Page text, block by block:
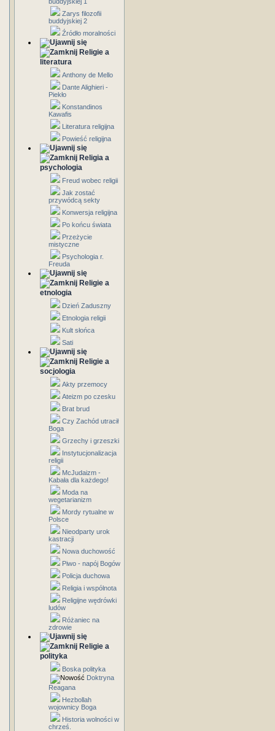
Zarys filozofii
buddyjskiej 2
Źródło moralności
Religie a
literatura
Anthony de Mello
Dante Alighieri -
Piekło
Konstandinos
Kawafis
Literatura religijna
Powieść religijna
Religia a
psychologia
Freud wobec religii
Jak zostać
przywódcą sekty
Konwersja religijna
Po końcu świata
Przeżycie
mistyczne
Psychologia r.
Freuda
Religie a
etnologia
Dzień Zaduszny
Etnologia religii
Kult słońca
Sati
Religie a
socjologia
Akty przemocy
Ateizm po czesku
Brat brud
Czy Zachód utracił
Boga
Grzechy i grzeszki
Instytucjonalizacja
religii
McJudaizm -
Kabała dla każdego!
Moda na
wegetarianizm
Mordy rytualne w
Polsce
Nieodparty urok
kastracji
Nowa duchowość
Piwo - napój Bogów
Policja duchowa
Religia i wspólnota
Religijne wędrówki
ludów
Różaniec na
zdrowie
Religie a
polityka
Boska polityka
Doktryna
Reagana
Hezbollah
wojownicy Boga
Historia wolności w
chrześ.